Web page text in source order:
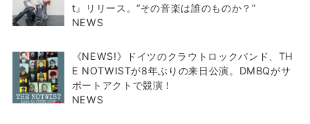
t』リリース。“その音楽は誰のものか？”
NEWS
《NEWS!》ドイツのクラウトロックバンド、TH
E NOTWISTが8年ぶりの来日公演。DMBQがサ
ポートアクトで競演！
NEWS